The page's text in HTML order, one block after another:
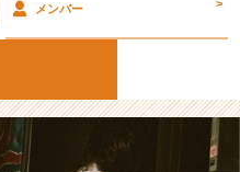
メンバー >